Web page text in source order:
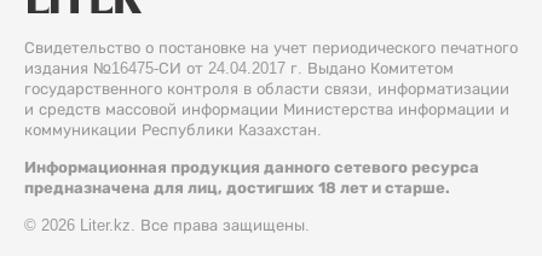
Свидетельство о постановке на учет периодического печатного
издания №16475-СИ от 24.04.2017 г. Выдано Комитетом
государственного контроля в области связи, информатизации
и средств массовой информации Министерства информации и
коммуникации Республики Казахстан.
Информационная продукция данного сетевого ресурса
предназначена для лиц, достигших 18 лет и старше.
© 2026 Liter.kz. Все права защищены.